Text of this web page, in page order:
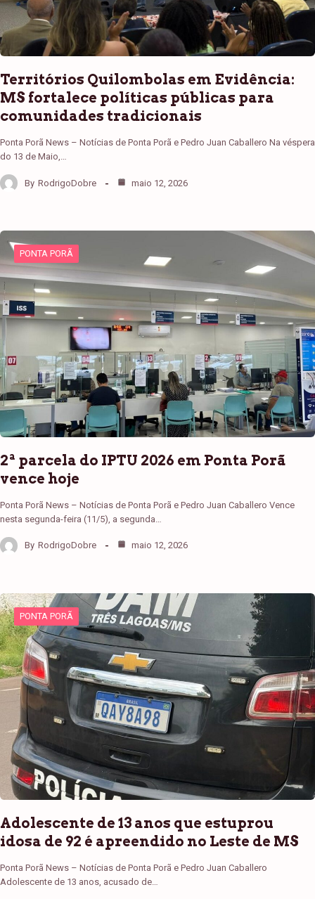
Territórios Quilombolas em Evidência:
MS fortalece políticas públicas para
comunidades tradicionais
Ponta Porã News – Notícias de Ponta Porã e Pedro Juan Caballero Na véspera
do 13 de Maio,…
By RodrigoDobre maio 12, 2026
PONTA PORÃ
2ª parcela do IPTU 2026 em Ponta Porã
vence hoje
Ponta Porã News – Notícias de Ponta Porã e Pedro Juan Caballero Vence
nesta segunda-feira (11/5), a segunda…
By RodrigoDobre maio 12, 2026
PONTA PORÃ
Adolescente de 13 anos que estuprou
idosa de 92 é apreendido no Leste de MS
Ponta Porã News – Notícias de Ponta Porã e Pedro Juan Caballero
Adolescente de 13 anos, acusado de…